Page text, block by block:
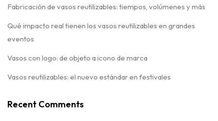
Fabricación de vasos reutilizables: tiempos, volúmenes y más
Qué impacto real tienen los vasos reutilizables en grandes
eventos
Vasos con logo: de objeto a icono de marca
Vasos reutilizables: el nuevo estándar en festivales
Recent Comments